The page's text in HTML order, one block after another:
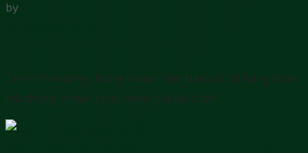
by
Trên thị trường chứng khoán Việt Nam có tới hàng trăm
mã chứng khoán khác nhau trải dài ở tất...